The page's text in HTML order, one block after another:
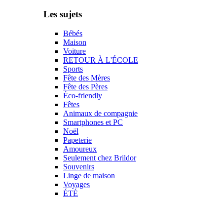
Les sujets
Bébés
Maison
Voiture
RETOUR À L'ÉCOLE
Sports
Fête des Mères
Fête des Pères
Éco-friendly
Fêtes
Animaux de compagnie
Smartphones et PC
Noël
Papeterie
Amoureux
Seulement chez Brildor
Souvenirs
Linge de maison
Voyages
ÉTÉ